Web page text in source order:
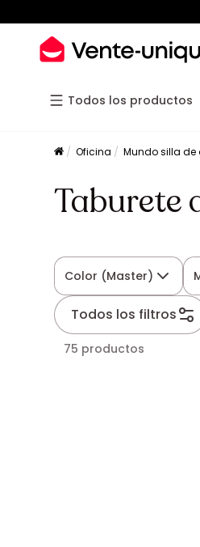
Todos los productos
Oficina Mundo silla de
Taburete
Color (Master)
Todos los filtros
75 productos